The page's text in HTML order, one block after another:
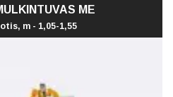
ME
m - 1,05-1,55